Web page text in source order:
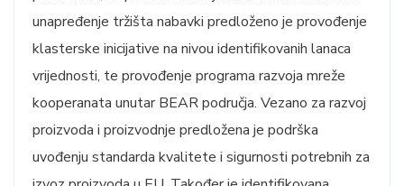
unapređenje tržišta nabavki predloženo je provođenje
klasterske inicijative na nivou identifikovanih lanaca
vrijednosti, te provođenje programa razvoja mreže
kooperanata unutar BEAR područja. Vezano za razvoj
proizvoda i proizvodnje predložena je podrška
uvođenju standarda kvalitete i sigurnosti potrebnih za